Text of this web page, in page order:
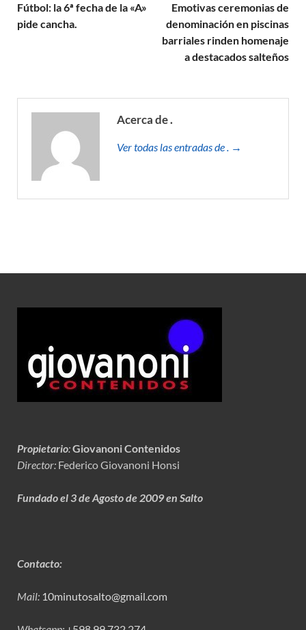
Fútbol: la 6ª fecha de la «A»
pide cancha.
Emotivas ceremonias de
denominación en piscinas
barriales rinden homenaje
a destacados salteños
Acerca de .
Ver todas las entradas de . →
Propietario:Giovanoni Contenidos
Director: Federico Giovanoni Honsi
Fundado el 3 de Agosto de 2009 en Salto
Contacto:
Mail: 10minutosalto@gmail.com